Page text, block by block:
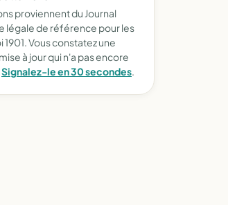
proviennent du Journal
légale de référence pour les
Vous constatez une
à jour qui n'a pas encore
Signalez-le en 30 secondes.